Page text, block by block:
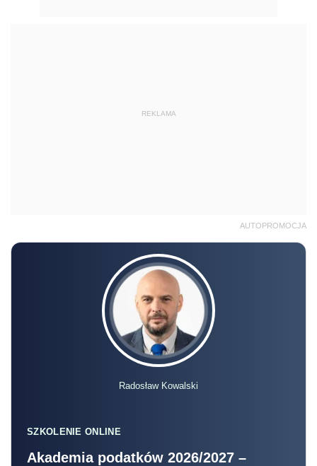
REKLAMA
AUTOPROMOCJA
Radosław Kowalski
SZKOLENIE ONLINE
Akademia podatków 2026/2027 –